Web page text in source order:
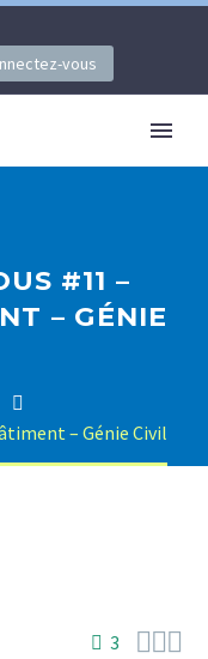
vous
#11 –
– GÉNIE
– Génie Civil
3 